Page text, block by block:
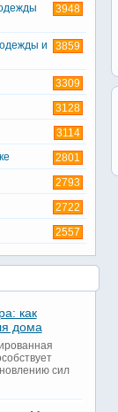
3948
3859
и
3309
3128
3114
2801
2793
2722
2557
как
дома
сил